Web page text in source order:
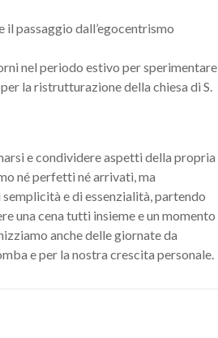
passaggio dall’egocentrismo
nel periodo estivo per sperimentare
la ristrutturazione della chiesa di S.
e condividere aspetti della propria
né perfetti né arrivati, ma
e di essenzialità, partendo
una cena tutti insieme e un momento
anche delle giornate da
e per la nostra crescita personale.